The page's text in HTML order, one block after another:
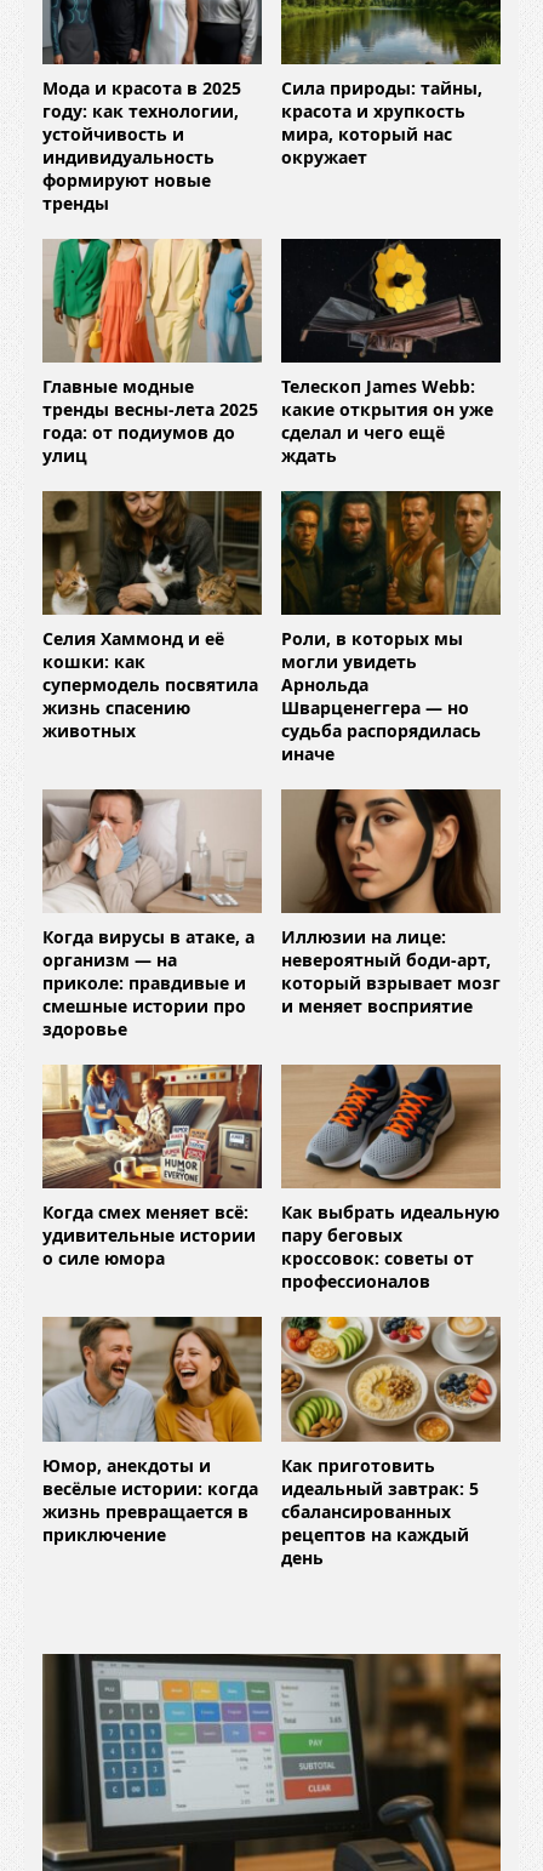
Мода и красота в 2025
году: как технологии,
устойчивость и
индивидуальность
формируют новые
тренды
Сила природы: тайны,
красота и хрупкость
мира, который нас
окружает
Главные модные
тренды весны-лета 2025
года: от подиумов до
улиц
Телескоп James Webb:
какие открытия он уже
сделал и чего ещё
ждать
Селия Хаммонд и её
кошки: как
супермодель посвятила
жизнь спасению
животных
Роли, в которых мы
могли увидеть
Арнольда
Шварценеггера — но
судьба распорядилась
иначе
Когда вирусы в атаке, а
организм — на
приколе: правдивые и
смешные истории про
здоровье
Иллюзии на лице:
невероятный боди-арт,
который взрывает мозг
и меняет восприятие
Когда смех меняет всё:
удивительные истории
о силе юмора
Как выбрать идеальную
пару беговых
кроссовок: советы от
профессионалов
Юмор, анекдоты и
весёлые истории: когда
жизнь превращается в
приключение
Как приготовить
идеальный завтрак: 5
сбалансированных
рецептов на каждый
день